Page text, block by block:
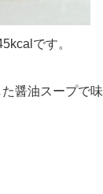
です。
醤油スープで味